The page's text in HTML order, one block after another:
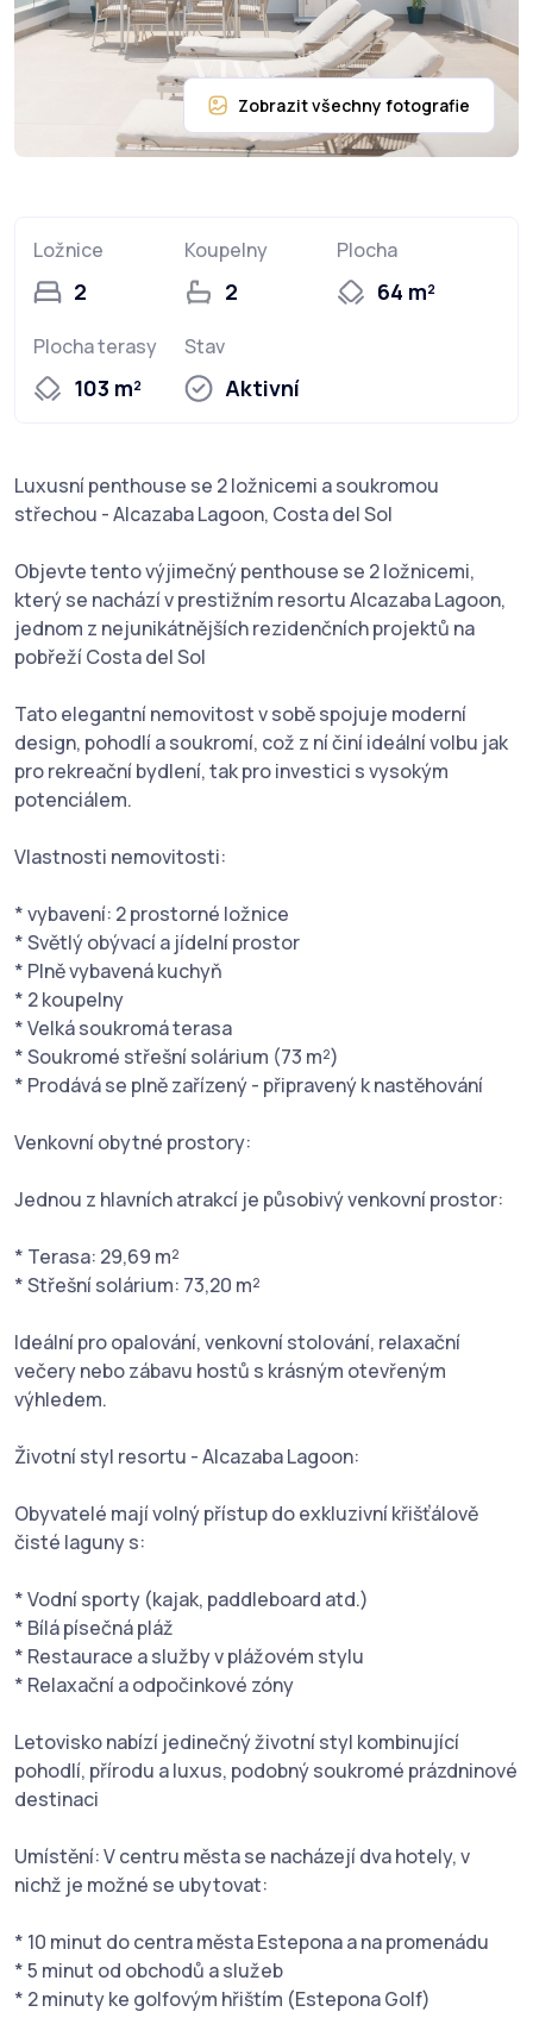
Ložnice
2
Koupelny
2
Plocha
64 m²
Plocha terasy
103 m²
Stav
Aktivní
Luxusní penthouse se 2 ložnicemi a soukromou
střechou - Alcazaba Lagoon, Costa del Sol
Objevte tento výjimečný penthouse se 2 ložnicemi,
který se nachází v prestižním resortu Alcazaba Lagoon,
jednom z nejunikátnějších rezidenčních projektů na
pobřeží Costa del Sol
Tato elegantní nemovitost v sobě spojuje moderní
design, pohodlí a soukromí, což z ní činí ideální volbu jak
pro rekreační bydlení, tak pro investici s vysokým
potenciálem.
Vlastnosti nemovitosti:
* vybavení: 2 prostorné ložnice
* Světlý obývací a jídelní prostor
* Plně vybavená kuchyň
* 2 koupelny
* Velká soukromá terasa
* Soukromé střešní solárium (73 m²)
* Prodává se plně zařízený - připravený k nastěhování
Venkovní obytné prostory:
Jednou z hlavních atrakcí je působivý venkovní prostor:
* Terasa: 29,69 m²
* Střešní solárium: 73,20 m²
Ideální pro opalování, venkovní stolování, relaxační
večery nebo zábavu hostů s krásným otevřeným
výhledem.
Životní styl resortu - Alcazaba Lagoon:
Obyvatelé mají volný přístup do exkluzivní křišťálově
čisté laguny s:
* Vodní sporty (kajak, paddleboard atd.)
* Bílá písečná pláž
* Restaurace a služby v plážovém stylu
* Relaxační a odpočinkové zóny
Letovisko nabízí jedinečný životní styl kombinující
pohodlí, přírodu a luxus, podobný soukromé prázdninové
destinaci
Umístění: V centru města se nacházejí dva hotely, v
nichž je možné se ubytovat:
* 10 minut do centra města Estepona a na promenádu
* 5 minut od obchodů a služeb
* 2 minuty ke golfovým hřištím (Estepona Golf)